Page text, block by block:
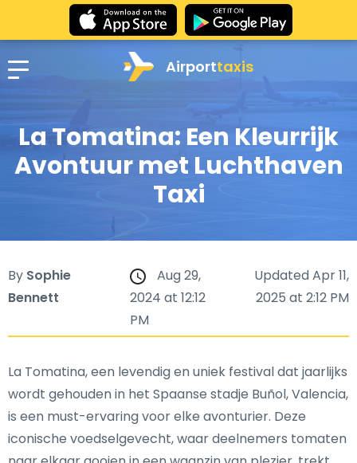
Airporttaxis
La Tomatina: Een Kleurrijk
Avontuur met Luchthaven
Taxi
By Sophie
Bennett
Aug 29,
2024 at 12:12
PM
Updated Apr 11,
2025 at 2:12 PM
La Tomatina, een levendig en uniek festival dat jaarlijks
wordt gehouden in het Spaanse stadje Buñol, Valencia,
is een must-ervaring voor elke avonturier. Deze
iconische voedselgevecht, waar deelnemers tomaten